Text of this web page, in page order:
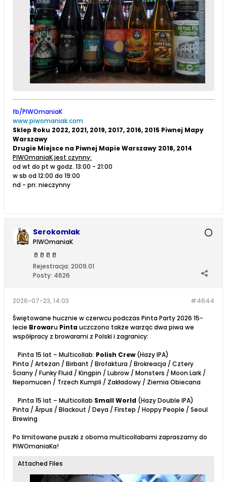
fb/PIWOmaniaK
www.piwomaniak.com
Sklep Roku 2022, 2021, 2019, 2017, 2016, 2015 Piwnej Mapy
Warszawy
Drugie Miejsce na Piwnej Mapie Warszawy 2018, 2014
PIWOmaniaK jest czynny:
od wt do pt w godz. 13:00 - 21:00
w sb od 12:00 do 19:00
nd - pn: nieczynny
Serokomlak
PIWOmaniaK
🥛 🥛 🥛 🥛
Rejestracja: 2009.01
Posty: 4626
#4644
2026-07-23, 14:03
Świętowane hucznie w czerwcu podczas Pinta Party 2026 15-
lecie Browaru Pintauczczono także warząc dwa piwa we
współpracy z browarami z Polski i zagranicy:
Pinta 15 lat – Multicollab: Polish Crew(Hazy IPA)
Pinta / Artezan / Birbant / Brofaktura / Brokreacja / Cztery
Ściany / Funky Fluid / Kingpin / Lubrow / Monsters / Moon Lark /
Nepomucen / Trzech Kumpli / Zakładowy / Ziemia Obiecana
Pinta 15 lat – Multicollab Small World (Hazy Double IPA)
Pinta / Ārpus / Blackout / Deya / Firstep / Hoppy People / Seoul
Brewing
Po limitowane puszki z oboma multicollabami zapraszamy do
PIWOmaniaKa!
Attached Files